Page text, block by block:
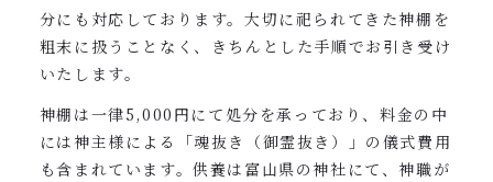
分にも対応しております。大切に祀られてきた神棚を
粗末に扱うことなく、きちんとした手順でお引き受け
いたします。
神棚は一律5,000円にて処分を承っており、料金の中
には神主様による「魂抜き（御霊抜き）」の儀式費用
も含まれています。供養は富山県の神社にて、神職が